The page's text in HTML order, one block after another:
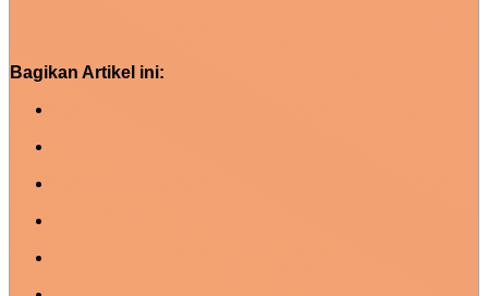
Bagikan Artikel ini: